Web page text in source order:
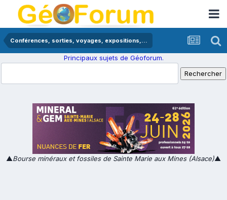
Conférences, sorties, voyages, expositions,...
Principaux sujets de Géoforum.
▲Bourse minéraux et fossiles de Sainte Marie aux Mines (Alsace)▲